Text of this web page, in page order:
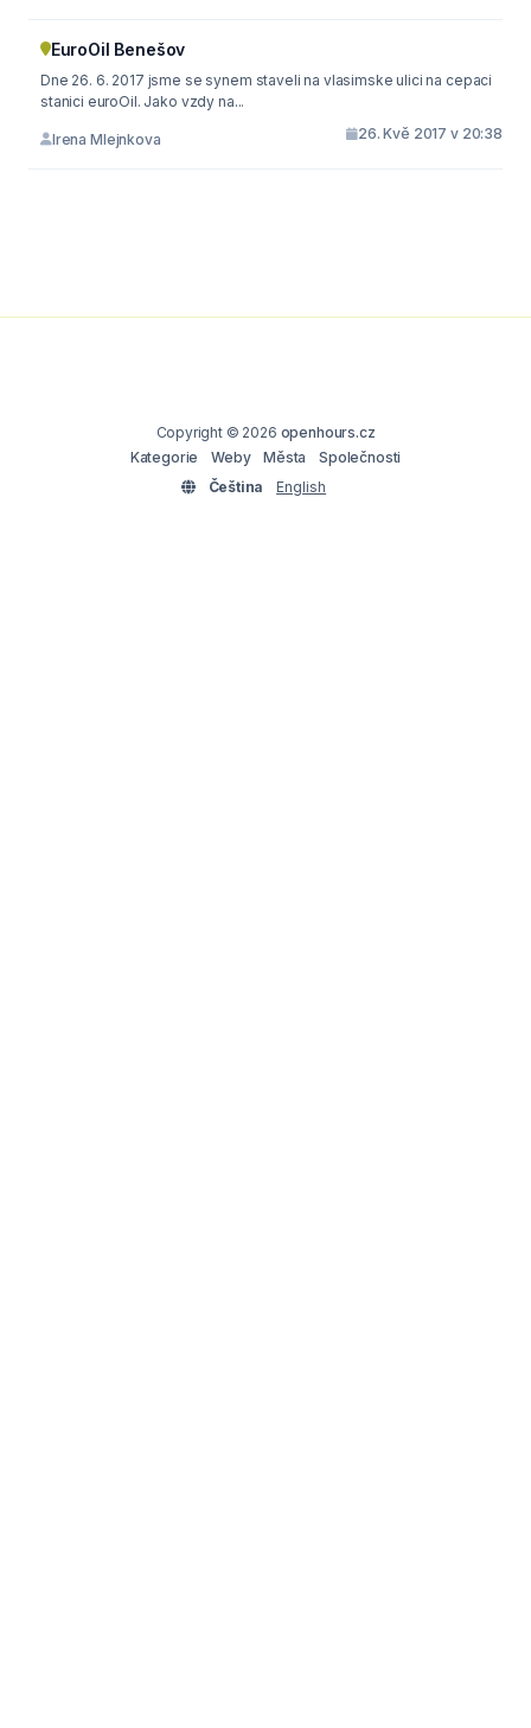
EuroOil Benešov
Dne 26. 6. 2017 jsme se synem staveli na vlasimske ulici na cepaci
stanici euroOil. Jako vzdy na...
Irena Mlejnkova 26. Kvě 2017 v 20:38
Copyright © 2026 openhours.cz
Kategorie
Weby Města
Společnosti
Čeština
English